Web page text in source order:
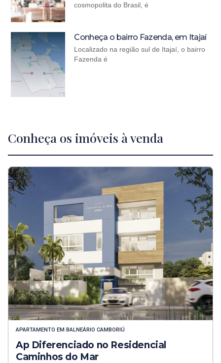
cosmopolita do Brasil, é
Conheça o bairro Fazenda, em Itajaí
Localizado na região sul de Itajaí, o bairro
Fazenda é
Conheça os imóveis à venda
APARTAMENTO EM BALNEÁRIO CAMBORIÚ
Ap Diferenciado no Residencial
Caminhos do Mar